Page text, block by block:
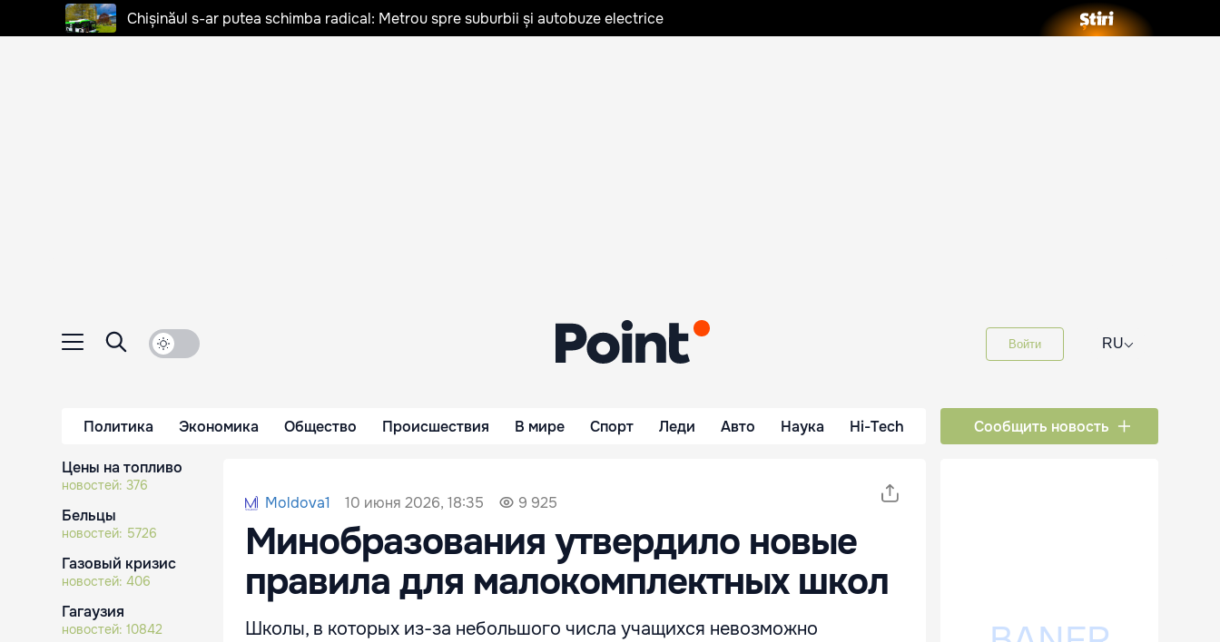
Chișinăul s-ar putea schimba radical: Metrou spre suburbii și autobuze electrice
Войти RU⌵
Политика Экономика Общество Происшествия В мире Спорт Леди Авто Наука Hi-Tech Сообщить новость
Цены на топливо
новостей: 376
Бельцы
новостей: 5726
Газовый кризис
новостей: 406
Гагаузия
новостей: 10842
Moldova1 10 июня 2026, 18:35 9 925
Минобразования утвердило новые
правила для малокомплектных школ
Школы, в которых из-за небольшого числа учащихся невозможно